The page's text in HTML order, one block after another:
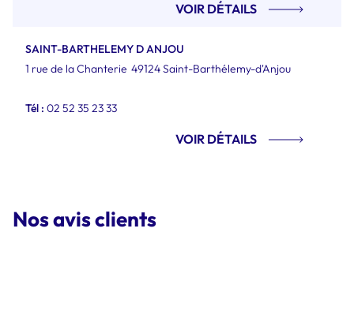
VOIR DÉTAILS
SAINT-BARTHELEMY D ANJOU
1 rue de la Chanterie 49124 Saint-Barthélemy-d'Anjou
Tél : 02 52 35 23 33
VOIR DÉTAILS
Nos avis clients